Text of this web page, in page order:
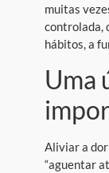
muitas
controlada,
hábitos, a
Uma
Aliviar a dor
“aguentar